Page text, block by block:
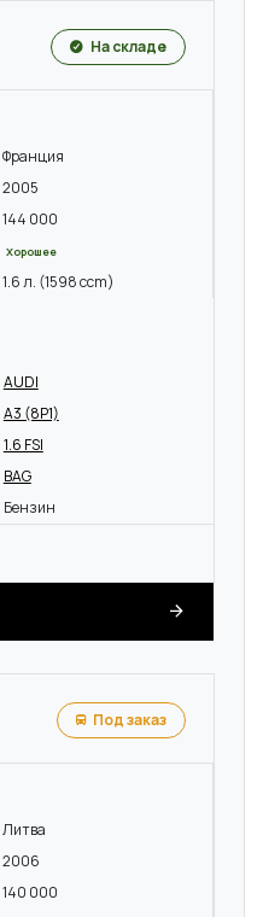
На складе
Франция
2005
144 000
Хорошее
1.6 л. (1598 ccm)
AUDI
A3 (8P1)
1.6 FSI
BAG
Бензин
Под заказ
Литва
2006
140 000